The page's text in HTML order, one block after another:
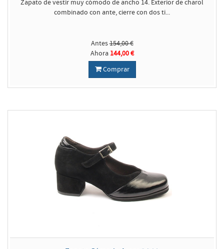
Zapato de vestir muy cómodo de ancho 14. Exterior de charol
combinado con ante, cierre con dos ti...
Antes154,00 €
Ahora 144,00 €
Comprar